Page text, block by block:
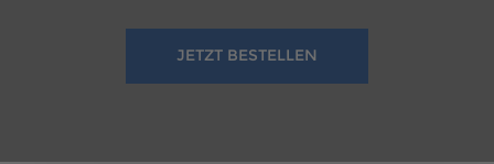
JETZT BESTELLEN